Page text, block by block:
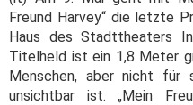
Freund Harvey“ die letzte
Haus des Stadttheaters
Titelheld ist ein 1,8 Meter
Menschen, aber nicht für
unsichtbar ist. „Mein